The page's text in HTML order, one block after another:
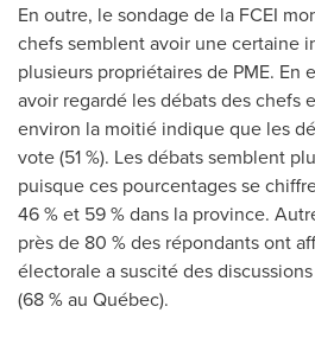
En outre, le sondage de la FCEI
chefs semblent avoir une certaine
plusieurs propriétaires de PME. En
avoir regardé les débats des chefs
environ la moitié indique que les
vote (51 %). Les débats semblent
puisque ces pourcentages se
46 % et 59 % dans la province.
près de 80 % des répondants ont
électorale a suscité des
(68 % au Québec).